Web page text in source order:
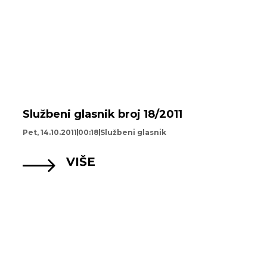
Službeni glasnik broj 18/2011
Pet, 14.10.2011 00:18 Službeni glasnik
VIŠE